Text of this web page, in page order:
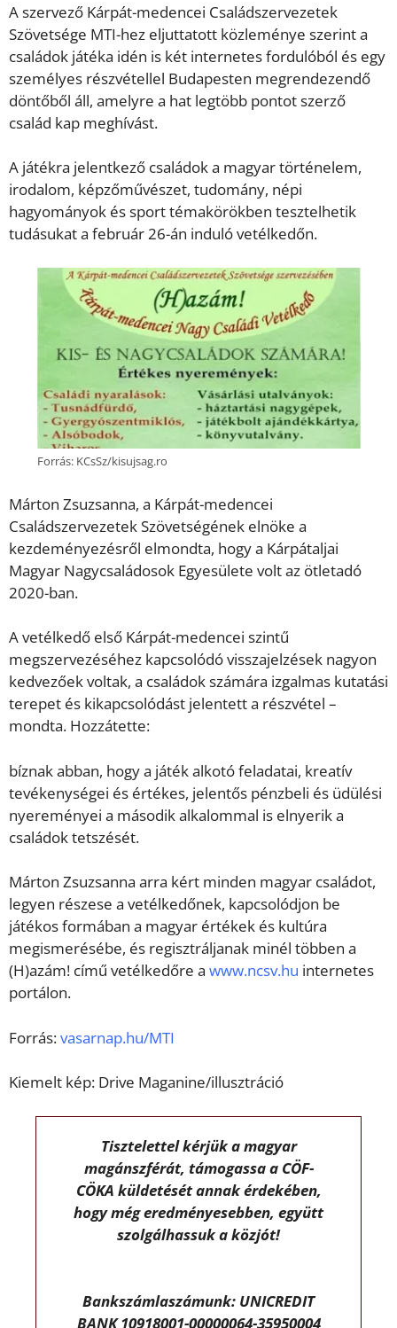
A szervező Kárpát-medencei Családszervezetek
Szövetsége MTI-hez eljuttatott közleménye szerint a
családok játéka idén is két internetes fordulóból és egy
személyes részvétellel Budapesten megrendezendő
döntőből áll, amelyre a hat legtöbb pontot szerző
család kap meghívást.
A játékra jelentkező családok a magyar történelem,
irodalom, képzőművészet, tudomány, népi
hagyományok és sport témakörökben tesztelhetik
tudásukat a február 26-án induló vetélkedőn.
Forrás: KCsSz/kisujsag.ro
Márton Zsuzsanna, a Kárpát-medencei
Családszervezetek Szövetségének elnöke a
kezdeményezésről elmondta, hogy a Kárpátaljai
Magyar Nagycsaládosok Egyesülete volt az ötletadó
2020-ban.
A vetélkedő első Kárpát-medencei szintű
megszervezéséhez kapcsolódó visszajelzések nagyon
kedvezőek voltak, a családok számára izgalmas kutatási
terepet és kikapcsolódást jelentett a részvétel –
mondta. Hozzátette:
bíznak abban, hogy a játék alkotó feladatai, kreatív
tevékenységei és értékes, jelentős pénzbeli és üdülési
nyereményei a második alkalommal is elnyerik a
családok tetszését.
Márton Zsuzsanna arra kért minden magyar családot,
legyen részese a vetélkedőnek, kapcsolódjon be
játékos formában a magyar értékek és kultúra
megismerésébe, és regisztráljanak minél többen a
(H)azám! című vetélkedőre a www.ncsv.hu internetes
portálon.
Forrás:vasarnap.hu/MTI
Kiemelt kép: Drive Maganine/illusztráció
Tisztelettel kérjük a magyar
magánszférát, támogassa a CÖF-
CÖKA küldetését annak érdekében,
hogy még eredményesebben, együtt
szolgálhassuk a közjót!
Bankszámlaszámunk: UNICREDIT
BANK 10918001-00000064-35950004